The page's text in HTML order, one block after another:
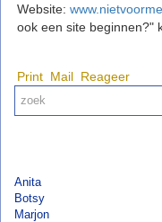
Website:
ook een site beginnen?"
Print Mail Reageer
Anita
Botsy
Marjon